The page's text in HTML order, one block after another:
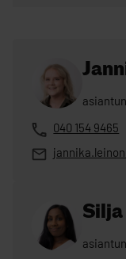
040 154 9465
Silja